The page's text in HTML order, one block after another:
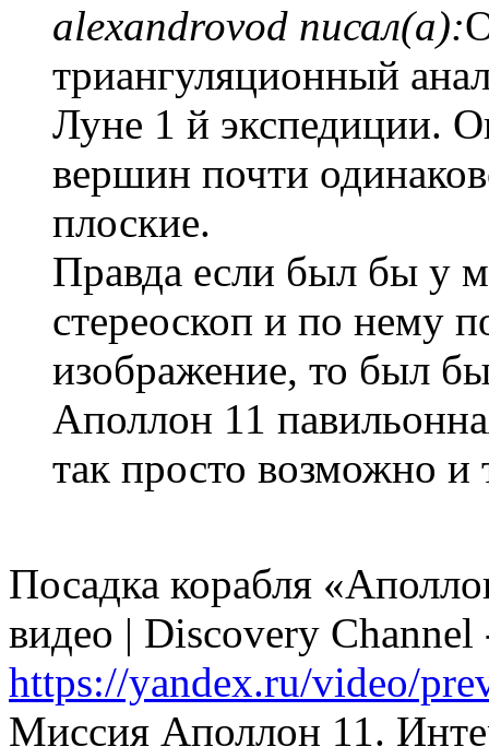
alexandrovod писал(а):
триангуляционный
Луне 1 й экспедиции.
вершин почти
плоские.
Правда если был бы у
стереоскоп и по нему
изображение, то был
Аполлон 11
так просто возможно и
Посадка корабля
видео | Discovery
https://yandex.ru/video/
Миссия Аполлон 11.